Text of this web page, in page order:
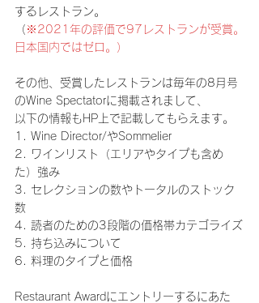
するレストラン。
（ ※2021年の評価で97レストランが受賞。
日本国内ではゼロ。）
その他、受賞したレストランは毎年の8月号
のWine Spectatorに掲載されまして、
以下の情報もHP上で記載してもらえます。
1. Wine Director/やSommelier
2. ワインリスト（エリアやタイプも含め
た）強み
3. セレクションの数やトータルのストック
数
4. 読者のための3段階の価格帯カテゴライズ
5. 持ち込みについて
6. 料理のタイプと価格
Restaurant Awardにエントリーするにあた